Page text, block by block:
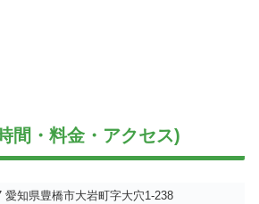
間・料金・アクセス)
愛知県豊橋市大岩町字大穴1-238